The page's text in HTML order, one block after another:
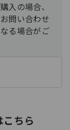
入の場合、
問い合わせ
る場合がご
く
ちら